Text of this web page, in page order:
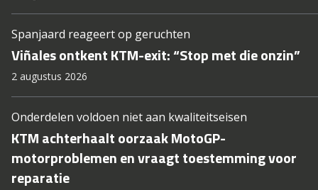
Spanjaard reageert op geruchten
Viñales ontkent KTM-exit: “Stop met die onzin”
2 augustus 2026
Onderdelen voldoen niet aan kwaliteitseisen
KTM achterhaalt oorzaak MotoGP-
motorproblemen en vraagt toestemming voor
reparatie